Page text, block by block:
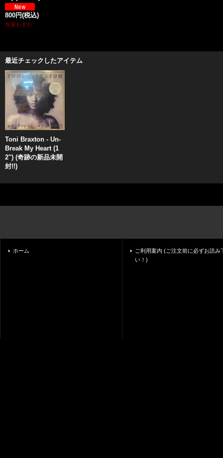
800円(税込)
在庫わずか
最近チェックしたアイテム
Toni Braxton - Un-
Break My Heart (1
2'') (奇跡の新品未開
封!!)
ホーム
ご利用案内 (ご注文前に必ずお読み
い！)